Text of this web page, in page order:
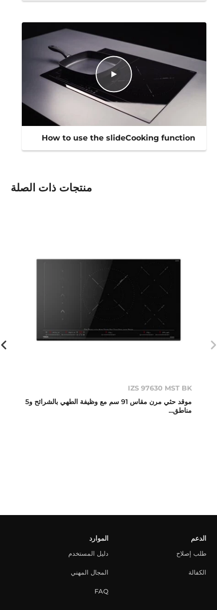
How to use the slideCooking function
منتجات ذات الصلة
IZS 97630 MST BK
موقد حثي مرن مقاس 91 سم مع وظيفة الطهي بالشرائح و5
مناطق...
الدعم
طلب إصلاح
الكفالة
الموارد
دليل المستخدم
المجال المهني
FAQ